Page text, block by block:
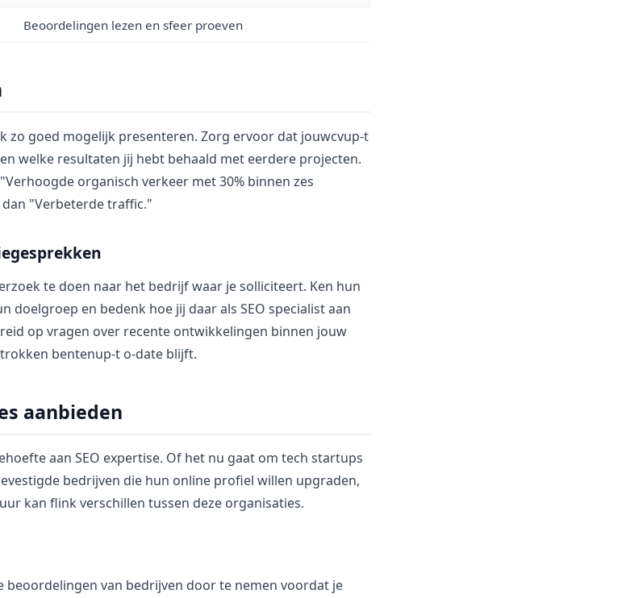
Beoordelingen lezen en sfeer proeven
zo goed mogelijk presenteren. Zorg ervoor dat jouwcvup-t
welke resultaten jij hebt behaald met eerdere projecten.
organisch verkeer met 30% binnen zes
"Verbeterde traffic."
te doen naar het bedrijf waar je solliciteert. Ken hun
doelgroep en bedenk hoe jij daar als SEO specialist aan
op vragen over recente ontwikkelingen binnen jouw
bentenup-t o-date blijft.
aanbieden
aan SEO expertise. Of het nu gaat om tech startups
bedrijven die hun online profiel willen upgraden,
kan flink verschillen tussen deze organisaties.
beoordelingen van bedrijven door te nemen voordat je